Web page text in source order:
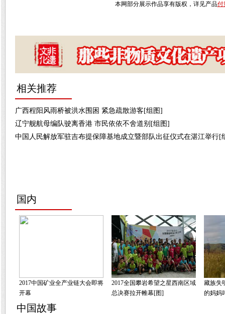
本网部分展示作品享有版权，详见产品付
相关推荐
广西程阳风雨桥被洪水围困 紧急疏散游客[组图]
辽宁舰航母编队驶离香港 市民依依不舍道别[组图]
中国人民解放军驻吉布提保障基地成立暨部队出征仪式在湛江举行[